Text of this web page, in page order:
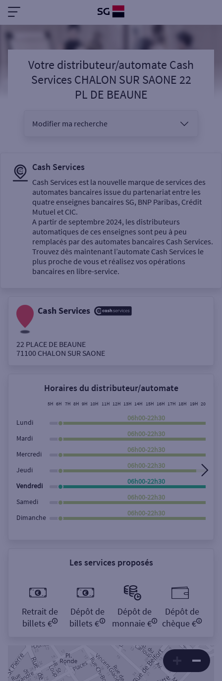
Votre distributeur/automate Cash
Services CHALON SUR SAONE 22
PL DE BEAUNE
Modifier ma recherche
Sélectionnez votre recherche
Un service
Autour de moi
Rue
Rechercher
Cash Services
Cash Services est la nouvelle marque de services des
automates bancaires issue du partenariat entre les
quatre enseignes bancaires SG, BNP Paribas, Crédit
Mutuel et CIC.
A partir de septembre 2024, les distributeurs
automatiques de ces enseignes sont peu à peu
remplacés par des automates bancaires Cash Services.
Trouvez dès maintenant l’automate Cash Services le
plus proche de vous et réalisez vos opérations
bancaires en libre-service.
Cash Services
22 PLACE DE BEAUNE
71100 CHALON SUR SAONE
Horaires du distributeur/automate
5H 6H 7H 8H 9H 10H 11H 12H 13H 14H 15H 16H 17H 18H 19H 20H
Lundi
06h00-22h30
Mardi
06h00-22h30
Mercredi
06h00-22h30
Jeudi
06h00-22h30
Vendredi
06h00-22h30
Samedi
06h00-22h30
Dimanche
06h00-22h30
Les services proposés
Retrait de
billets €
Dépôt de
billets €
Dépôt de
monnaie €
Dépôt de
chèque €